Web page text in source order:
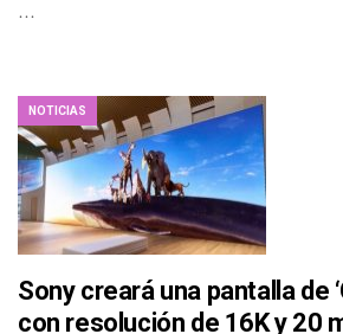
…
NOTICIAS
Sony creará una pantalla de
con resolución de 16K y 20